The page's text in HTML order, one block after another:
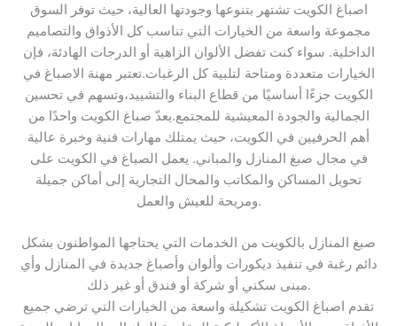
اصباغ الكويت تشتهر بتنوعها وجودتها العالية، حيث توفر السوق
مجموعة واسعة من الخيارات التي تناسب كل الأذواق والتصاميم
الداخلية. سواء كنت تفضل الألوان الزاهية أو الدرجات الهادئة، فإن
الخيارات متعددة ومتاحة لتلبية كل الرغبات.تعتبر مهنة الاصباغ في
الكويت جزءًا أساسيًا من قطاع البناء والتشييد،وتسهم في تحسين
الجمالية والجودة المعيشية للمجتمع.يعدّ صباغ الكويت واحدًا من
أهم الحرفيين في الكويت، حيث يمتلك مهارات فنية وخبرة عالية
في مجال صبغ المنازل والمباني. يعمل الصباغ في الكويت على
تحويل المساكن والمكاتب والمحال التجارية إلى أماكن جميلة
ومريحة للعيش والعمل.
صبغ المنازل بالكويت من الخدمات التي يحتاجها المواطنون بشكل
دائم رغبة في تنفيذ ديكورات وألوان وأصباغ جديدة في المنازل وأي
مبنى سكني أو شركة أو فندق أو غير ذلك.
تقدم اصباغ الكويت تشكيلة واسعة من الخيارات التي ترضي جميع